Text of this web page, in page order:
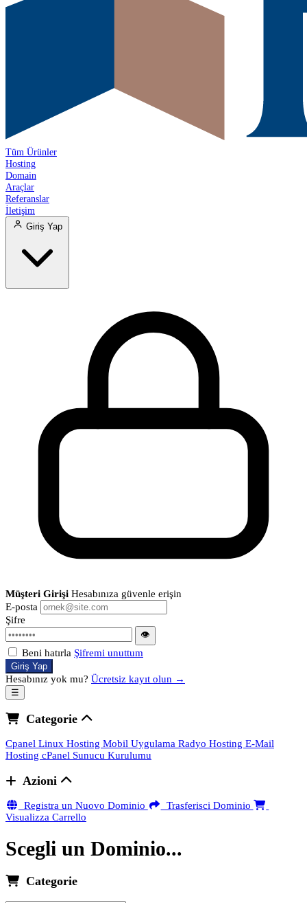
Tüm Ürünler
Hosting
Domain
Araçlar
Referanslar
İletişim
Giriş Yap
Müşteri Girişi Hesabınıza güvenle erişin
E-posta
Şifre
👁
Beni hatırla Şifremi unuttum
Giriş Yap
Hesabınız yok mu? Ücretsiz kayıt olun →
☰
Categorie
Cpanel Linux Hosting Mobil Uygulama Radyo Hosting E-Mail
Hosting cPanel Sunucu Kurulumu
Azioni
Registra un Nuovo Dominio
Trasferisci Dominio
Visualizza Carrello
Scegli un Dominio...
Categorie